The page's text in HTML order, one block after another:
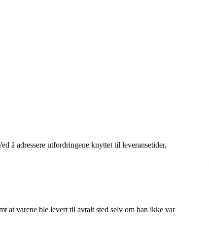
å adressere utfordringene knyttet til leveransetider,
at varene ble levert til avtalt sted selv om han ikke var